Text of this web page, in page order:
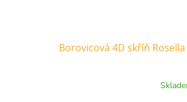
Borovicová 4D skříň